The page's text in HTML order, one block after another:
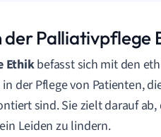
der Palliativpflege
Ethikbefasst sich mit den
der Pflege von Patienten,
sind. Sie zielt darauf
Leiden zu lindern.